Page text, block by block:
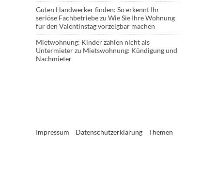
Guten Handwerker finden: So erkennt Ihr
seriöse Fachbetriebezu Wie Sie Ihre Wohnung
für den Valentinstag vorzeigbar machen
Mietwohnung: Kinder zählen nicht als
Untermieterzu Mietswohnung: Kündigung und
Nachmieter
Impressum Datenschutzerklärung Themen